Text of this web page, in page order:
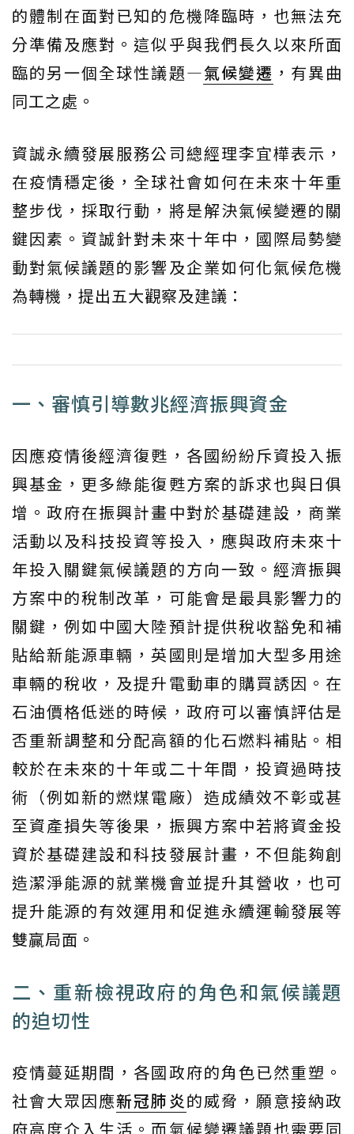
的體制在面對已知的危機降臨時，也無法充
分準備及應對。這似乎與我們長久以來所面
臨的另一個全球性議題—氣候變遷 ，有異曲
同工之處。
資誠永續發展服務公司總經理李宜樺表示，
在疫情穩定後，全球社會如何在未來十年重
整步伐，採取行動，將是解決氣候變遷的關
鍵因素。資誠針對未來十年中，國際局勢變
動對氣候議題的影響及企業如何化氣候危機
為轉機，提出五大觀察及建議：
一、審慎引導數兆經濟振興資金
因應疫情後經濟復甦，各國紛紛斥資投入振
興基金，更多綠能復甦方案的訴求也與日俱
增。政府在振興計畫中對於基礎建設，商業
活動以及科技投資等投入，應與政府未來十
年投入關鍵氣候議題的方向一致。經濟振興
方案中的稅制改革，可能會是最具影響力的
關鍵，例如中國大陸預計提供稅收豁免和補
貼給新能源車輛，英國則是增加大型多用途
車輛的稅收，及提升電動車的購買誘因。在
石油價格低迷的時候，政府可以審慎評估是
否重新調整和分配高額的化石燃料補貼。相
較於在未來的十年或二十年間，投資過時技
術（例如新的燃煤電廠）造成績效不彰或甚
至資產損失等後果，振興方案中若將資金投
資於基礎建設和科技發展計畫，不但能夠創
造潔淨能源的就業機會並提升其營收，也可
提升能源的有效運用和促進永續運輸發展等
雙贏局面。
二、重新檢視政府的角色和氣候議題
的迫切性
疫情蔓延期間，各國政府的角色已然重塑。
社會大眾因應新冠肺炎的威脅，願意接納政
府高度介入生活。而氣候變遷議題也需要同